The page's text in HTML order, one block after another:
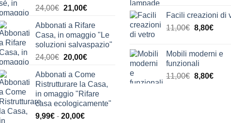
24,00€ Il
originale
era:
24,00€.
21,00€Il
attuale
è:
21,00€.
Abbonati a Rifare
Casa, in omaggio "Le
soluzioni salvaspazio"
24,00€ Il
originale
era:
24,00€.
20,00€Il
attuale
è:
20,00€.
Abbonati a Come
Ristrutturare la Casa,
in omaggio "Rifare
casa ecologicamente"
9,99€ - 20,00€Fascia
era:
9,90€.
è:
8,00€.
Facili creazioni di
11,00€ Il
era:
11,00€.
8,80€Il
è:
Mobili moderni e
funzionali
11,00€ Il
8,80€Il